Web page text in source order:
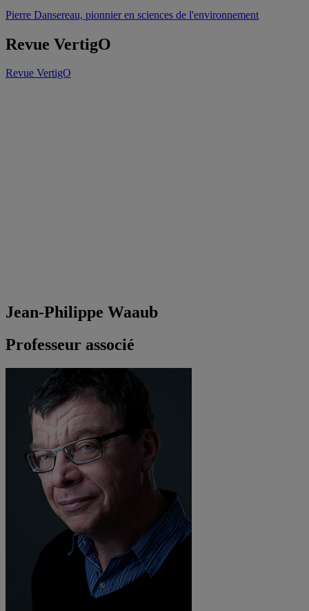
Pierre Dansereau, pionnier en sciences de l'environnement
Revue VertigO
Revue VertigO
Jean-Philippe Waaub
Professeur associé